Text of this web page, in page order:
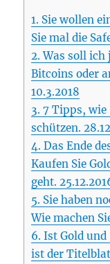
1. Sie wollen
Sie mal die
2. Was soll ich
Bitcoins oder
10.3.2018
3. 7 Tipps, wie
schützen.
4. Das Ende
Kaufen Sie
geht.
5. Sie haben
Wie machen
6. Ist Gold und
ist der